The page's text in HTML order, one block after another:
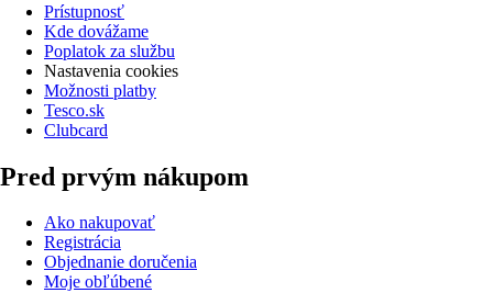
Prístupnosť
Kde dovážame
Poplatok za službu
Nastavenia cookies
Možnosti platby
Tesco.sk
Clubcard
Pred prvým nákupom
Ako nakupovať
Registrácia
Objednanie doručenia
Moje obľúbené